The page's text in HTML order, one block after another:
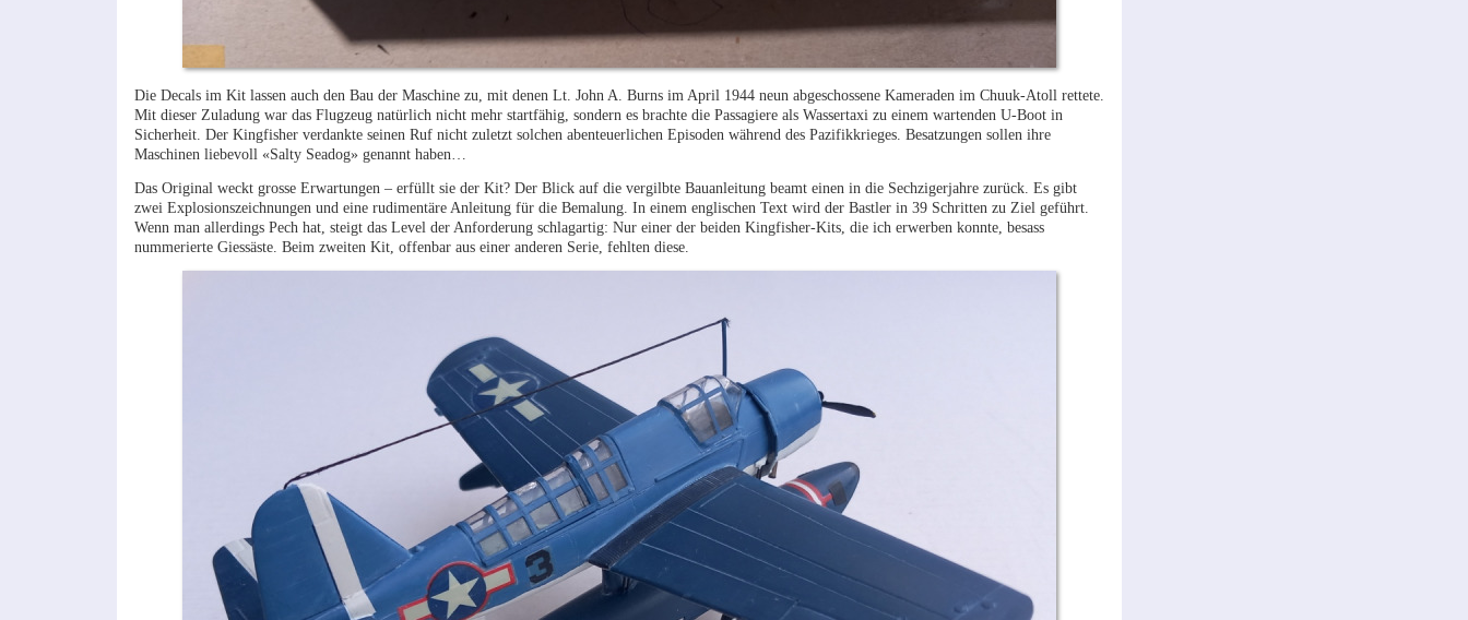
Die Decals im Kit lassen auch den Bau der Maschine zu, mit denen Lt. John A. Burns im April 1944 neun abgeschossene Kameraden im Chuuk-Atoll rettete.
Mit dieser Zuladung war das Flugzeug natürlich nicht mehr startfähig, sondern es brachte die Passagiere als Wassertaxi zu einem wartenden U-Boot in
Sicherheit. Der Kingfisher verdankte seinen Ruf nicht zuletzt solchen abenteuerlichen Episoden während des Pazifikkrieges. Besatzungen sollen ihre
Maschinen liebevoll «Salty Seadog» genannt haben…
Das Original weckt grosse Erwartungen – erfüllt sie der Kit? Der Blick auf die vergilbte Bauanleitung beamt einen in die Sechzigerjahre zurück. Es gibt
zwei Explosionszeichnungen und eine rudimentäre Anleitung für die Bemalung. In einem englischen Text wird der Bastler in 39 Schritten zu Ziel geführt.
Wenn man allerdings Pech hat, steigt das Level der Anforderung schlagartig: Nur einer der beiden Kingfisher-Kits, die ich erwerben konnte, besass
nummerierte Giessäste. Beim zweiten Kit, offenbar aus einer anderen Serie, fehlten diese.